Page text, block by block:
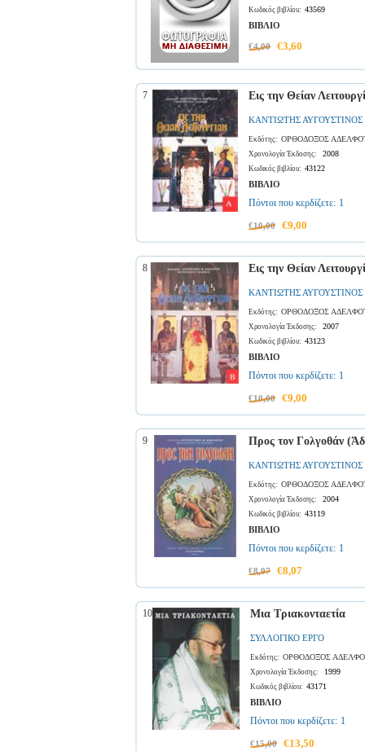
Κωδικός βιβλίου: 43569
ΒΙΒΛΙΟ
€4,00 €3,60
7 Εις την Θείαν
ΚΑΝΤΙΩΤΗΣ
Εκδότης: ΟΡΘΟΔΟΞΟΣ
Χρονολογία Έκδοσης: 2008
Κωδικός βιβλίου: 43122
ΒΙΒΛΙΟ
Πόντοι που κερδίζετε: 1
€10,00 €9,00
8 Εις την Θείαν
ΚΑΝΤΙΩΤΗΣ
Εκδότης: ΟΡΘΟΔΟΞΟΣ
Χρονολογία Έκδοσης: 2007
Κωδικός βιβλίου: 43123
ΒΙΒΛΙΟ
Πόντοι που κερδίζετε: 1
€10,00 €9,00
9 Προς τον Γολγοθάν
ΚΑΝΤΙΩΤΗΣ
Εκδότης: ΟΡΘΟΔΟΞΟΣ
Χρονολογία Έκδοσης: 2004
Κωδικός βιβλίου: 43119
ΒΙΒΛΙΟ
Πόντοι που κερδίζετε: 1
€8,97 €8,07
10 Μια Τριακονταετία
ΣΥΛΛΟΓΙΚΟ ΕΡΓΟ
Εκδότης: ΟΡΘΟΔΟΞΟΣ
Χρονολογία Έκδοσης: 1999
Κωδικός βιβλίου: 43171
ΒΙΒΛΙΟ
Πόντοι που κερδίζετε: 1
€15,00 €13,50